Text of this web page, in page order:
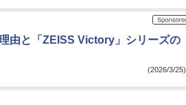
由と「ZEISS Victory」シリーズの
(2026/3/25)